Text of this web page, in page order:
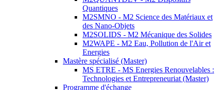
Quantiques
M2SMNO - M2 Science des Matériaux et
des Nano-Objets
M2SOLIDS - M2 Mécanique des Solides
M2WAPE - M2 Eau, Pollution de l'Air et
Energies
Mastère spécialisé (Master)
MS ETRE - MS Energies Renouvelables :
Technologies et Entrepreneuriat (Master)
Programme d'échange